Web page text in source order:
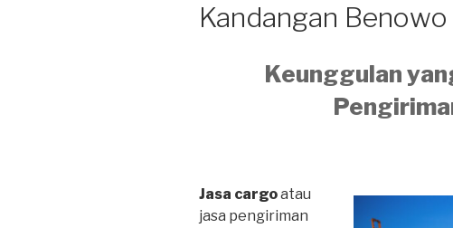
Kandangan
Keunggulan
Jasa cargoatau
jasa pengiriman